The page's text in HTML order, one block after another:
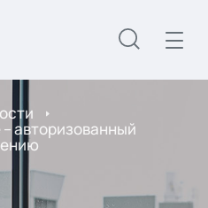
авторизованный